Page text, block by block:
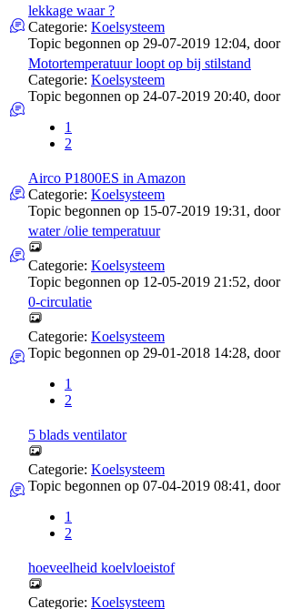
lekkage waar ?
Categorie: Koelsysteem
Topic begonnen op 29-07-2019 12:04, door
Motortemperatuur loopt op bij stilstand
Categorie: Koelsysteem
Topic begonnen op 24-07-2019 20:40, door
1
2
Airco P1800ES in Amazon
Categorie: Koelsysteem
Topic begonnen op 15-07-2019 19:31, door
water /olie temperatuur
Categorie: Koelsysteem
Topic begonnen op 12-05-2019 21:52, door
0-circulatie
Categorie: Koelsysteem
Topic begonnen op 29-01-2018 14:28, door
1
2
5 blads ventilator
Categorie: Koelsysteem
Topic begonnen op 07-04-2019 08:41, door
1
2
hoeveelheid koelvloeistof
Categorie: Koelsysteem